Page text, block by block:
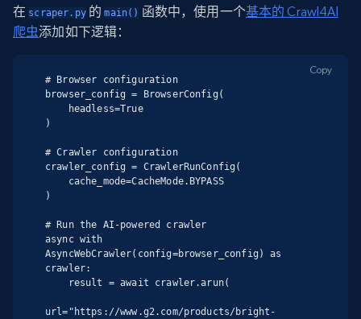
在 scraper.py的main() 函数中，使用一个基本的 Crawl4AI
爬虫添加如下逻辑：
# Browser configuration
browser_config = BrowserConfig(
)
# Crawler configuration
crawler_config = CrawlerRunConfig(
)
# Run the AI-powered crawler
async with
AsyncWebCrawler(config=browser_config) as
crawler:
url="https://www.g2.com/products/bright-
Copy